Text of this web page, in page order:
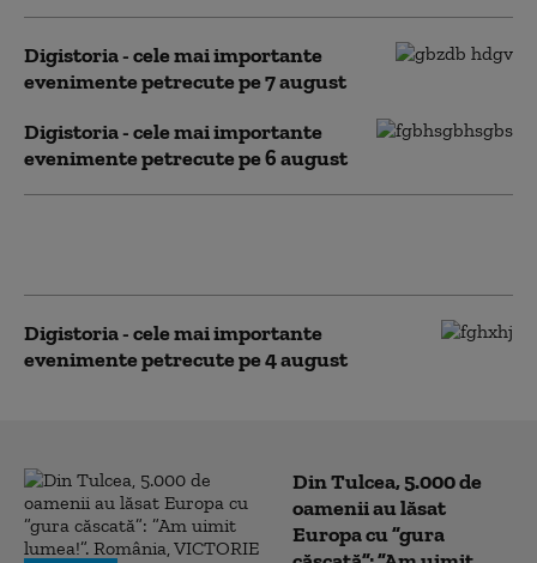
Digistoria - cele mai importante
evenimente petrecute pe 7 august
Digistoria - cele mai importante
evenimente petrecute pe 6 august
Digistoria - cele mai importante
evenimente petrecute pe 4 august
Din Tulcea, 5.000 de
oamenii au lăsat
Europa cu ”gura